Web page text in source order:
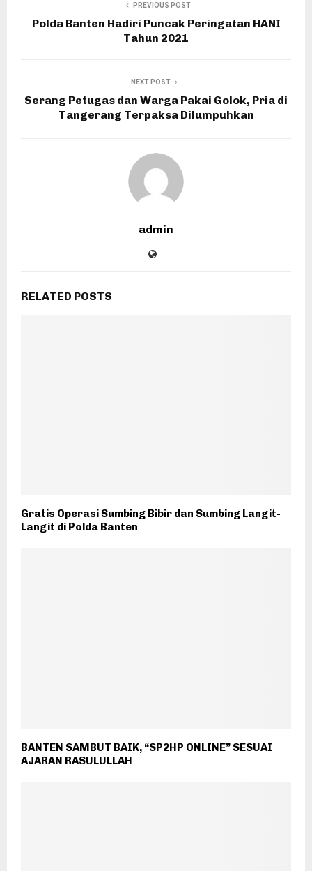
PREVIOUS POST
Polda Banten Hadiri Puncak Peringatan HANI
Tahun 2021
NEXT POST
Serang Petugas dan Warga Pakai Golok, Pria di
Tangerang Terpaksa Dilumpuhkan
admin
RELATED POSTS
Gratis Operasi Sumbing Bibir dan Sumbing Langit-
Langit di Polda Banten
BANTEN SAMBUT BAIK, “SP2HP ONLINE” SESUAI
AJARAN RASULULLAH